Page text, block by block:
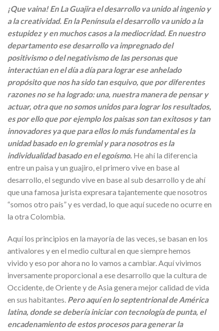
¡Que vaina! En La Guajira el desarrollo va unido al ingenio y
a la creatividad. En la Península el desarrollo va unido a la
estupidez y en muchos casos a la mediocridad. En nuestro
departamento ese desarrollo va impregnado del
positivismo o del negativismo de las personas que
interactúan en el día a día para lograr ese anhelado
propósito que nos ha sido tan esquivo, que por diferentes
razones no se ha logrado: una, nuestra manera de pensar y
actuar, otra que no somos unidos para lograr los resultados,
es por ello que por ejemplo los paisas son tan exitosos y tan
innovadores ya que para ellos lo más fundamental es la
unidad basado en lo gremial y para nosotros es la
individualidad basado en el egoísmo. He ahí la diferencia
entre un paisa y un guajiro, el primero vive en base al
desarrollo, el segundo vive en base al sub desarrollo y de ahí
que una famosa jurista expresara tajantemente que nosotros
“somos otro país” y es verdad, lo que aquí sucede no ocurre en
la otra Colombia.
Aquí los principios en la mayoría de las veces, se basan en los
antivalores y en el medio cultural en que siempre hemos
vivido y eso por ahora no lo vamos a cambiar. Aquí vivimos
inversamente proporcional a ese desarrollo que la cultura de
Occidente, de Oriente y de Asia genera mejor calidad de vida
en sus habitantes. Pero aquí en lo septentrional de América
latina, donde se debería iniciar con tecnología de punta, el
encadenamiento de estos procesos para generar la